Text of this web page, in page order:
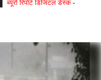
ब्यूरो रिपोर्ट डिजिटल डेस्क -